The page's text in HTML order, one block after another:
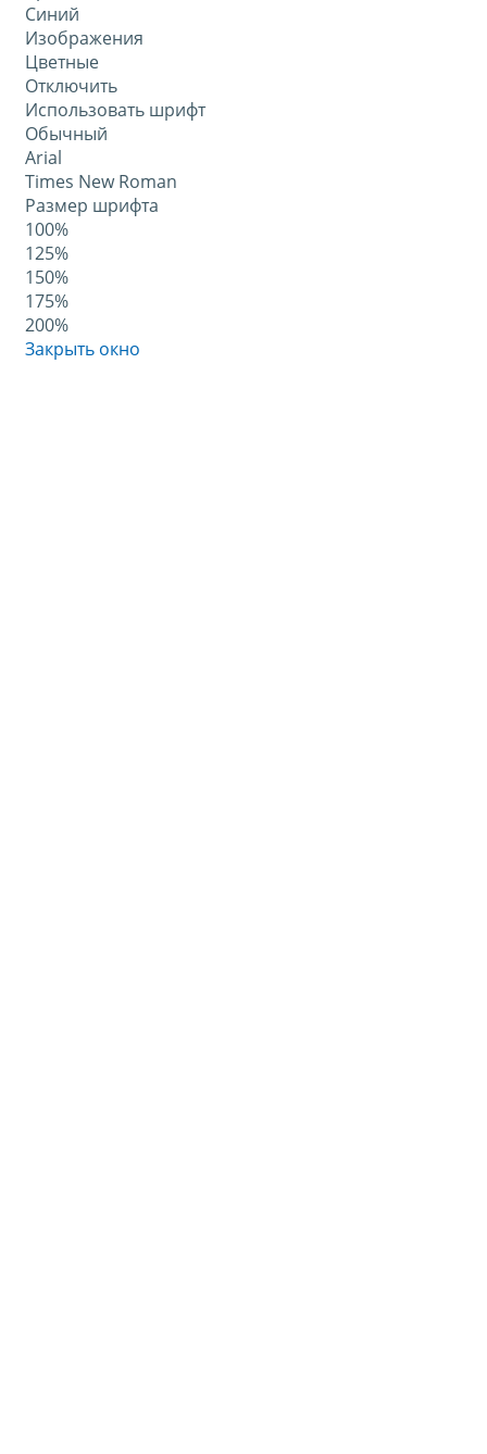
Синий
Изображения
Цветные
Отключить
Использовать шрифт
Обычный
Arial
Times New Roman
Размер шрифта
100%
125%
150%
175%
200%
Закрыть окно